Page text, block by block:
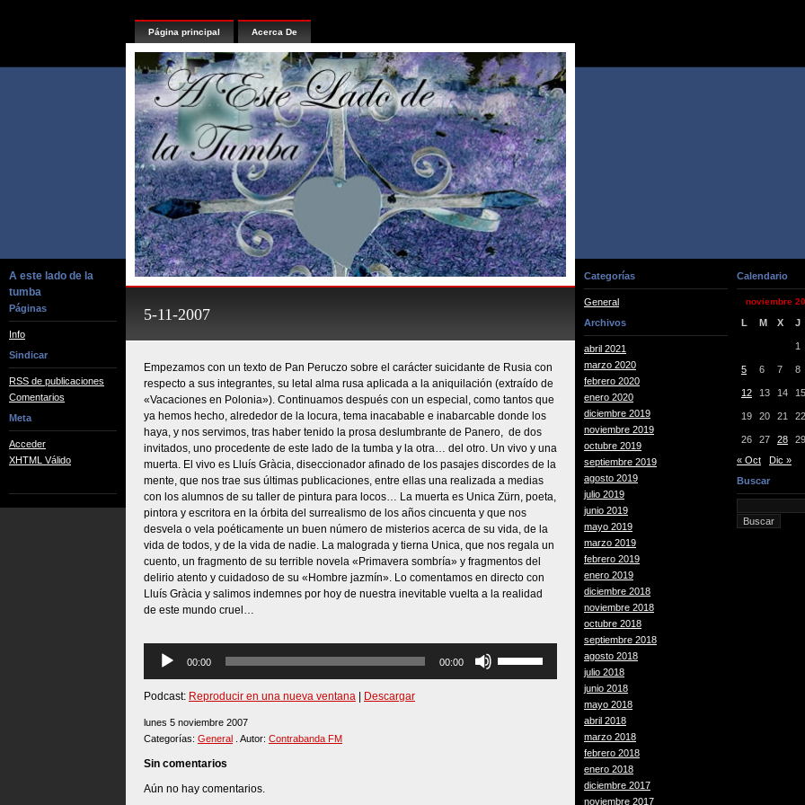
A este lado de la
tumba
Páginas
Info
Sindicar
RSS de publicaciones
Comentarios
Meta
Acceder
XHTML Válido
Página principal Acerca De
5-11-2007
Empezamos con un texto de Pan Peruczo sobre el carácter suicidante de Rusia con
respecto a sus integrantes, su letal alma rusa aplicada a la aniquilación (extraído de
«Vacaciones en Polonia»). Continuamos después con un especial, como tantos que
ya hemos hecho, alrededor de la locura, tema inacabable e inabarcable donde los
haya, y nos servimos, tras haber tenido la prosa deslumbrante de Panero, de dos
invitados, uno procedente de este lado de la tumba y la otra… del otro. Un vivo y una
muerta. El vivo es Lluís Gràcia, diseccionador afinado de los pasajes discordes de la
mente, que nos trae sus últimas publicaciones, entre ellas una realizada a medias
con los alumnos de su taller de pintura para locos… La muerta es Unica Zürn, poeta,
pintora y escritora en la órbita del surrealismo de los años cincuenta y que nos
desvela o vela poéticamente un buen número de misterios acerca de su vida, de la
vida de todos, y de la vida de nadie. La malograda y tierna Unica, que nos regala un
cuento, un fragmento de su terrible novela «Primavera sombría» y fragmentos del
delirio atento y cuidadoso de su «Hombre jazmín». Lo comentamos en directo con
Lluís Gràcia y salimos indemnes por hoy de nuestra inevitable vuelta a la realidad
de este mundo cruel…
Reproductor
audio
00:00 00:00
las
teclas
Podcast: Reproducir en una nueva ventana Descargar
lunes 5 noviembre 2007
Categorías: General . Autor: Contrabanda FM
Sin comentarios
Aún no hay comentarios.
Categorías
General
Archivos
abril 2021
marzo 2020
febrero 2020
enero 2020
diciembre 2019
noviembre 2019
octubre 2019
septiembre 2019
agosto 2019
julio 2019
junio 2019
mayo 2019
marzo 2019
febrero 2019
enero 2019
diciembre 2018
noviembre 2018
octubre 2018
septiembre 2018
agosto 2018
julio 2018
junio 2018
mayo 2018
abril 2018
marzo 2018
febrero 2018
enero 2018
diciembre 2017
noviembre 2017
Calendario
noviembre
L M X J
1
5 6 7 8
12 13 14 15
19 20 21 22
26 27 28 29
« Oct
Dic »
Buscar